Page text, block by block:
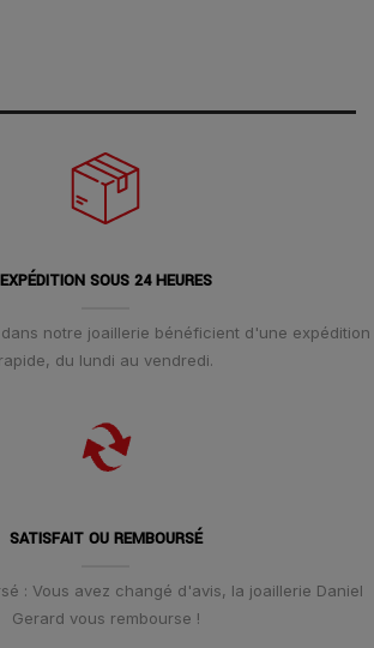
EXPÉDITION SOUS 24 HEURES
notre joaillerie bénéficient d'une expédition
rapide, du lundi au vendredi.
SATISFAIT OU REMBOURSÉ
: Vous avez changé d'avis, la joaillerie Daniel
Gerard vous rembourse !